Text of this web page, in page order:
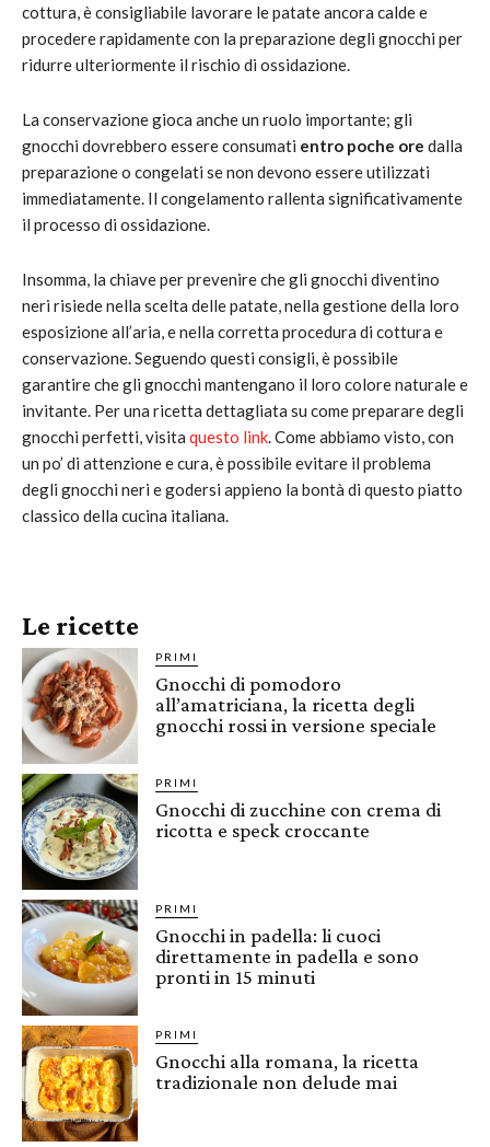
cottura, è consigliabile lavorare le patate ancora calde e
procedere rapidamente con la preparazione degli gnocchi per
ridurre ulteriormente il rischio di ossidazione.
La conservazione gioca anche un ruolo importante; gli
gnocchi dovrebbero essere consumati entro poche ore dalla
preparazione o congelati se non devono essere utilizzati
immediatamente. Il congelamento rallenta significativamente
il processo di ossidazione.
Insomma, la chiave per prevenire che gli gnocchi diventino
neri risiede nella scelta delle patate, nella gestione della loro
esposizione all’aria, e nella corretta procedura di cottura e
conservazione. Seguendo questi consigli, è possibile
garantire che gli gnocchi mantengano il loro colore naturale e
invitante. Per una ricetta dettagliata su come preparare degli
gnocchi perfetti, visita questo link. Come abbiamo visto, con
un po’ di attenzione e cura, è possibile evitare il problema
degli gnocchi neri e godersi appieno la bontà di questo piatto
classico della cucina italiana.
Le ricette
PRIMI
Gnocchi di pomodoro
all’amatriciana, la ricetta degli
gnocchi rossi in versione speciale
PRIMI
Gnocchi di zucchine con crema di
ricotta e speck croccante
PRIMI
Gnocchi in padella: li cuoci
direttamente in padella e sono
pronti in 15 minuti
PRIMI
Gnocchi alla romana, la ricetta
tradizionale non delude mai